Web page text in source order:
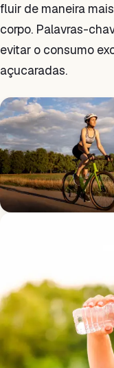
fluir de maneira
corpo. Palavras-
evitar o consumo
açucaradas.